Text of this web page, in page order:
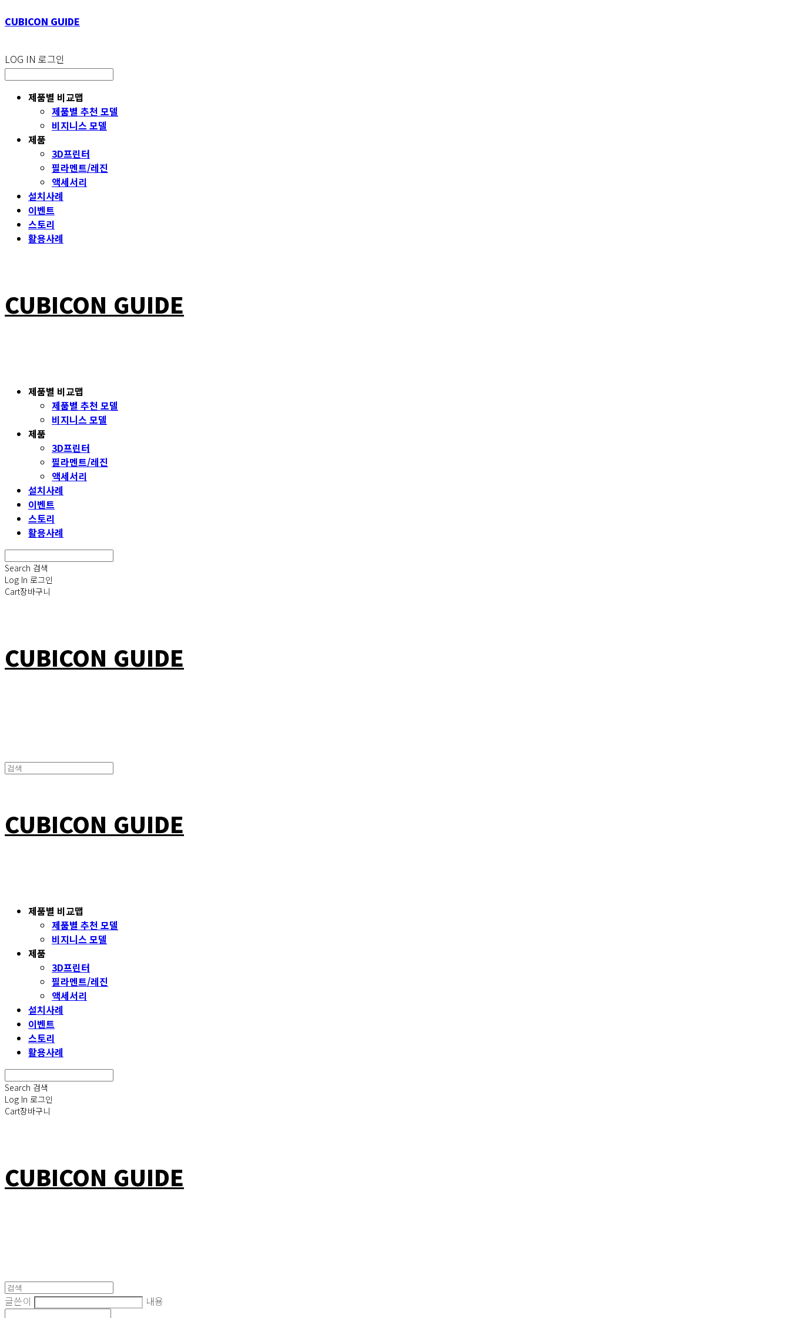
CUBICON GUIDE
LOG IN 로그인
제품별 비교맵
제품별 추천 모델
비지니스 모델
제품
3D프린터
필라멘트/레진
액세서리
설치사례
이벤트
스토리
활용사례
CUBICON GUIDE
제품별 비교맵
제품별 추천 모델
비지니스 모델
제품
3D프린터
필라멘트/레진
액세서리
설치사례
이벤트
스토리
활용사례
Search 검색
Log In 로그인
Cart장바구니
CUBICON GUIDE
CUBICON GUIDE
제품별 비교맵
제품별 추천 모델
비지니스 모델
제품
3D프린터
필라멘트/레진
액세서리
설치사례
이벤트
스토리
활용사례
Search 검색
Log In 로그인
Cart장바구니
CUBICON GUIDE
글쓴이 내용